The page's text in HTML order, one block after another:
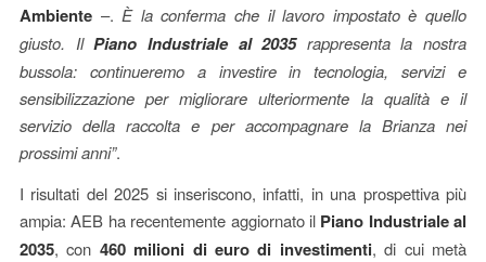
Ambiente–. È la conferma che il lavoro impostato è quello
giusto. IlPiano Industriale al 2035rappresenta la nostra
bussola: continueremo a investire in tecnologia, servizi e
sensibilizzazione per migliorare ulteriormente la qualità e il
servizio della raccolta e per accompagnare la Brianza nei
prossimi anni”.
I risultati del 2025 si inseriscono, infatti, in una prospettiva più
ampia: AEB ha recentemente aggiornato il Piano Industriale al
2035, con 460 milioni di euro di investimenti, di cui metà